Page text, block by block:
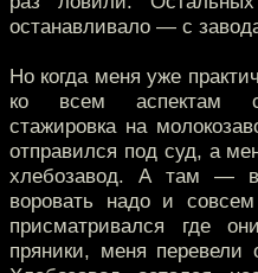
останавливало — с
Но когда меня уже
ко всем аспектам
стажировка на
отправился под суд, а
хлебозавод. А там —
воровать надо и
присматривался где
пряники, меня перевели